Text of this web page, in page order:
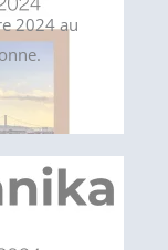
2024 au